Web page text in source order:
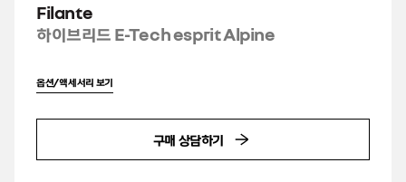
Filante
하이브리드 E-Tech esprit Alpine
옵션/액세서리 보기
구매 상담하기